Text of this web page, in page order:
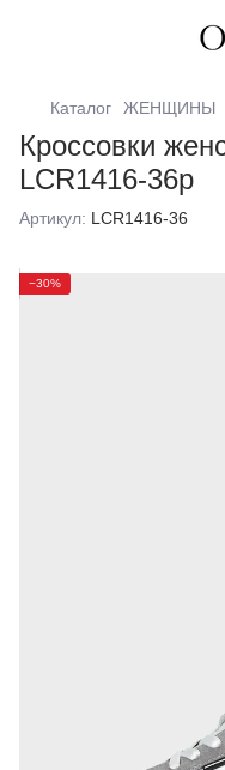
Каталог ЖЕНЩИНЫ
Кроссовки
LCR1416-36р
Артикул: LCR1416-36
−30%